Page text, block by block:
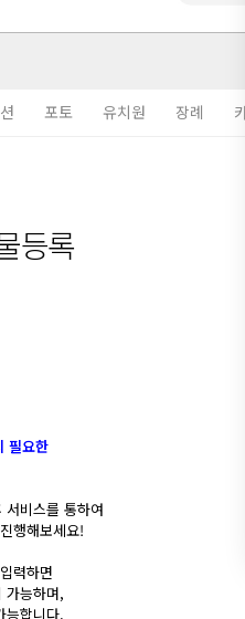
포토 유치원 장례
등록
필요한
비스를 통하여
행해보세요!
력하면
가능하며,
능합니다.